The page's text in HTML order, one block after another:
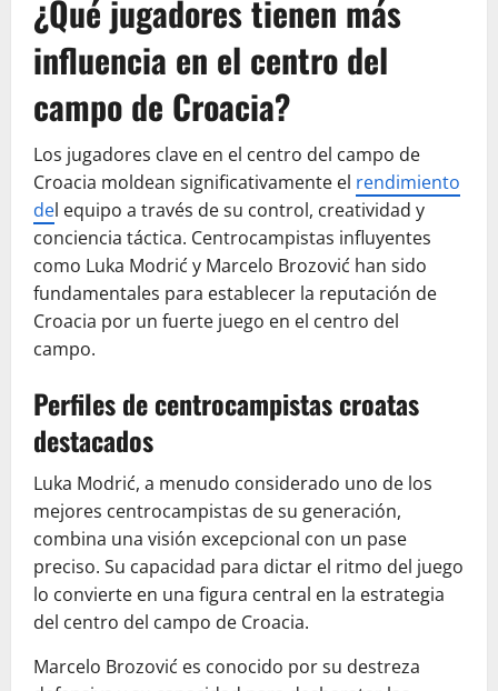
¿Qué jugadores tienen más
influencia en el centro del
campo de Croacia?
Los jugadores clave en el centro del campo de
Croacia moldean significativamente el rendimiento
del equipo a través de su control, creatividad y
conciencia táctica. Centrocampistas influyentes
como Luka Modrić y Marcelo Brozović han sido
fundamentales para establecer la reputación de
Croacia por un fuerte juego en el centro del
campo.
Perfiles de centrocampistas croatas
destacados
Luka Modrić, a menudo considerado uno de los
mejores centrocampistas de su generación,
combina una visión excepcional con un pase
preciso. Su capacidad para dictar el ritmo del juego
lo convierte en una figura central en la estrategia
del centro del campo de Croacia.
Marcelo Brozović es conocido por su destreza